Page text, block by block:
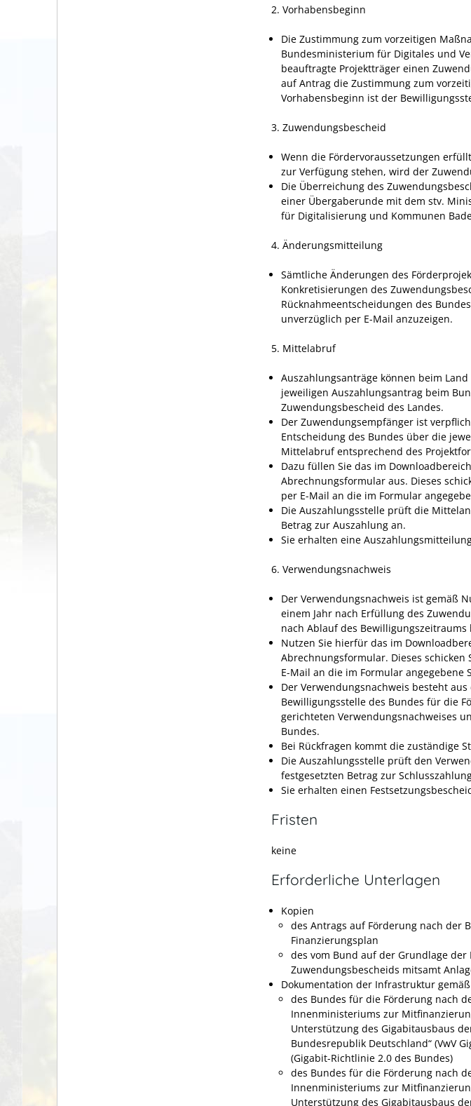
2. Vorhabensbeginn
Die Zustimmung zum vorzeitigen
Bundesministerium für Digitales und
beauftragte Projektträger einen
auf Antrag die Zustimmung zum
Vorhabensbeginn ist der
3. Zuwendungsbescheid
Wenn die Fördervoraussetzungen
zur Verfügung stehen, wird der
Die Überreichung des
einer Übergaberunde mit dem stv.
für Digitalisierung und Kommunen
4. Änderungsmitteilung
Sämtliche Änderungen des
Konkretisierungen des
Rücknahmeentscheidungen des Bundes
unverzüglich per E-Mail anzuzeigen.
5. Mittelabruf
Auszahlungsanträge können beim Land
jeweiligen Auszahlungsantrag beim
Zuwendungsbescheid des Landes.
Der Zuwendungsempfänger ist
Entscheidung des Bundes über die
Mittelabruf entsprechend des
Dazu füllen Sie das im
Abrechnungsformular aus. Dieses
per E-Mail an die im Formular
Die Auszahlungsstelle prüft die
Betrag zur Auszahlung an.
Sie erhalten eine
6. Verwendungsnachweis
Der Verwendungsnachweis ist gemäß
einem Jahr nach Erfüllung des
nach Ablauf des Bewilligungszeitraums
Nutzen Sie hierfür das im
Abrechnungsformular. Dieses
E-Mail an die im Formular angegebene
Der Verwendungsnachweis besteht
Bewilligungsstelle des Bundes für die
gerichteten Verwendungsnachweises
Bundes.
Bei Rückfragen kommt die zuständige
Die Auszahlungsstelle prüft den
festgesetzten Betrag zur
Sie erhalten einen
Fristen
keine
Erforderliche Unterlagen
Kopien
des Antrags auf Förderung nach der
Finanzierungsplan
des vom Bund auf der Grundlage
Zuwendungsbescheids mitsamt
Dokumentation der Infrastruktur
des Bundes für die Förderung nach
Innenministeriums zur
Unterstützung des Gigabitausbaus
Bundesrepublik Deutschland“ (VwV
(Gigabit-Richtlinie 2.0 des Bundes)
des Bundes für die Förderung nach
Innenministeriums zur
Unterstützung des Gigabitausbaus